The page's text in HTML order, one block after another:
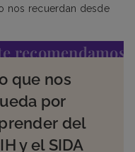
nos recuerdan desde
recomendamos
que nos
por
del
y el SIDA